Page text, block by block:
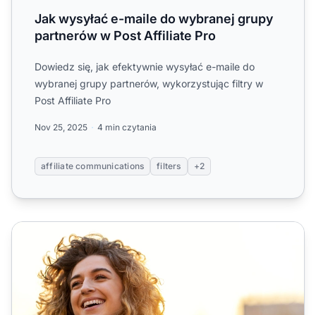
Jak wysyłać e-maile do wybranej grupy
partnerów w Post Affiliate Pro
Dowiedz się, jak efektywnie wysyłać e-maile do
wybranej grupy partnerów, wykorzystując filtry w
Post Affiliate Pro
Nov 25, 2025 4 min czytania
affiliate communications filters +2
Szablony e-maili powitalnych dla marketingu